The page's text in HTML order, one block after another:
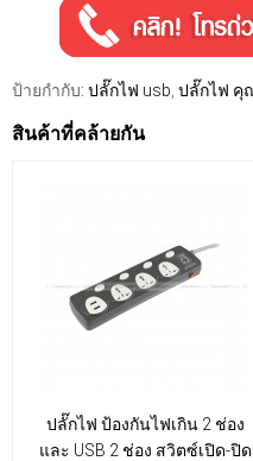
ป้ายกำกับ: ปลั๊กไฟ usb ปลั๊กไฟ คุ
สินค้าที่คล้ายกัน
ปลั๊กไฟ ป้องกันไฟเกิน 2 ช่อง
และ USB 2 ช่อง สวิตซ์เปิด-ปิด